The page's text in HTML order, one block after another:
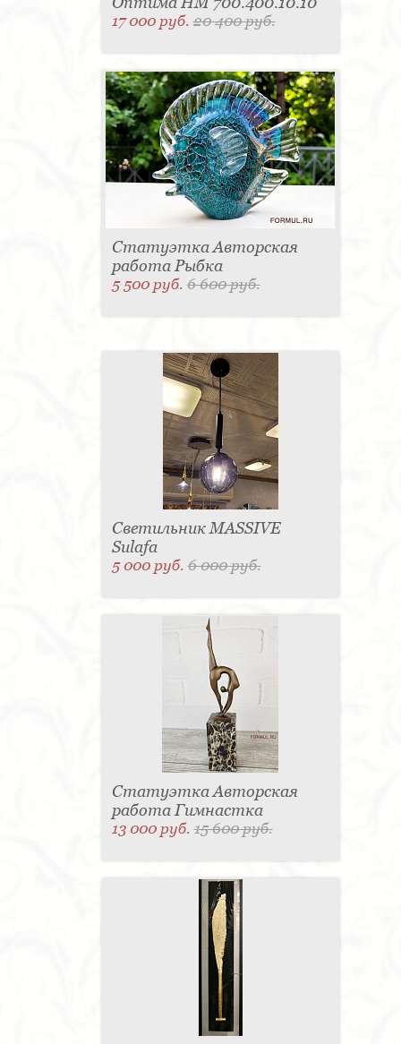
17 000 руб.20 400 руб.
Статуэтка Авторская
работа Рыбка
5 500 руб.6 600 руб.
Светильник MASSIVE
Sulafa
5 000 руб.6 000 руб.
Статуэтка Авторская
работа Гимнастка
13 000 руб.15 600 руб.